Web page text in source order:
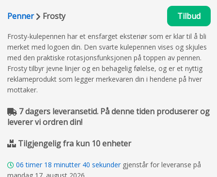
Penner Frosty Tilbud
Frosty-kulepennen har et ensfarget eksteriør som er klar til å bli
merket med logoen din. Den svarte kulepennen vises og skjules
med den praktiske rotasjonsfunksjonen på toppen av pennen.
Frosty tilbyr jevne linjer og en behagelig følelse, og er et nyttig
reklameprodukt som legger merkevaren din i hendene på hver
mottaker.
7 dagers leveransetid. På denne tiden produserer og
leverer vi ordren din!
Tilgjengelig fra kun 10 enheter
06 timer 18 minutter 39 sekunder gjenstår for leveranse på